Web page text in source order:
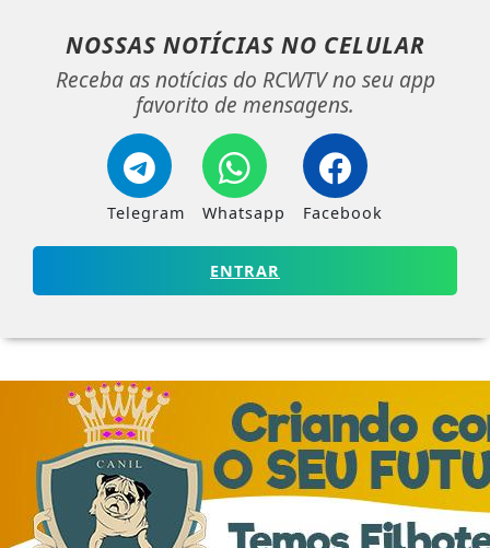
NOSSAS NOTÍCIAS NO CELULAR
Receba as notícias do RCWTV no seu app
favorito de mensagens.
Telegram Whatsapp Facebook
ENTRAR